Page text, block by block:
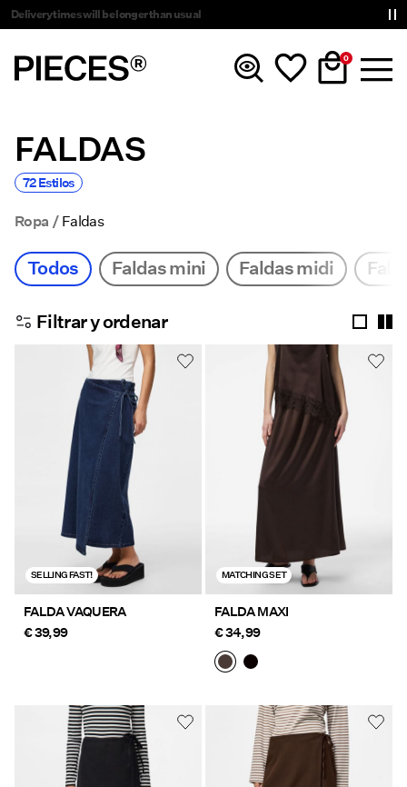
Delivery times will be longer than usual
0
Novedades
Ropa
Accesorios
Trending
Shop The Look
Ofertas
PIECES® EXTRA
sesión
¿Preguntas?
Sobre
España
español
FALDAS
72 Estilos
Ropa Faldas
Todos Faldas mini Faldas midi
Filtrar y ordenar
SELLING FAST!
FALDA VAQUERA
€ 39,99
MATCHING SET
FALDA MAXI
€ 34,99